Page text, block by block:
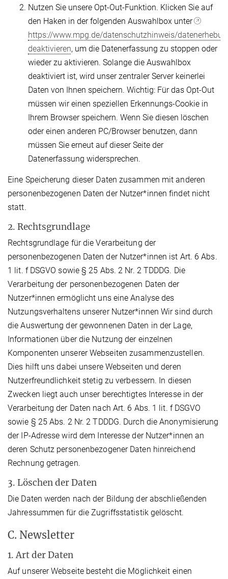
Nutzen Sie unsere Opt-Out-Funktion. Klicken Sie auf
den Haken in der folgenden Auswahlbox unter
https://www.mpg.de/datenschutzhinweis/
deaktivieren, um die Datenerfassung zu stoppen oder
wieder zu aktivieren. Solange die Auswahlbox
deaktiviert ist, wird unser zentraler Server keinerlei
Daten von Ihnen speichern. Wichtig: Für das Opt-Out
müssen wir einen speziellen Erkennungs-Cookie in
Ihrem Browser speichern. Wenn Sie diesen löschen
oder einen anderen PC/Browser benutzen, dann
müssen Sie erneut auf dieser Seite der
Datenerfassung widersprechen.
Eine Speicherung dieser Daten zusammen mit anderen
personenbezogenen Daten der Nutzer*innen findet nicht
statt.
2. Rechtsgrundlage
Rechtsgrundlage für die Verarbeitung der
personenbezogenen Daten der Nutzer*innen ist Art. 6 Abs.
1 lit. f DSGVO sowie § 25 Abs. 2 Nr. 2 TDDDG. Die
Verarbeitung der personenbezogenen Daten der
Nutzer*innen ermöglicht uns eine Analyse des
Nutzungsverhaltens unserer Nutzer*innen Wir sind durch
die Auswertung der gewonnenen Daten in der Lage,
Informationen über die Nutzung der einzelnen
Komponenten unserer Webseiten zusammenzustellen.
Dies hilft uns dabei unsere Webseiten und deren
Nutzerfreundlichkeit stetig zu verbessern. In diesen
Zwecken liegt auch unser berechtigtes Interesse in der
Verarbeitung der Daten nach Art. 6 Abs. 1 lit. f DSGVO
sowie § 25 Abs. 2 Nr. 2 TDDDG. Durch die Anonymisierung
der IP-Adresse wird dem Interesse der Nutzer*innen an
deren Schutz personenbezogener Daten hinreichend
Rechnung getragen.
3. Löschen der Daten
Die Daten werden nach der Bildung der abschließenden
Jahressummen für die Zugriffsstatistik gelöscht.
C. Newsletter
1. Art der Daten
Auf unserer Webseite besteht die Möglichkeit einen